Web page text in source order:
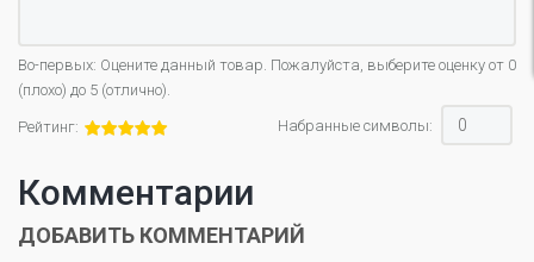
Во-первых: Оцените данный товар. Пожалуйста, выберите оценку от 0
(плохо) до 5 (отлично).
Рейтинг: Набранные символы:
Комментарии
ДОБАВИТЬ КОММЕНТАРИЙ